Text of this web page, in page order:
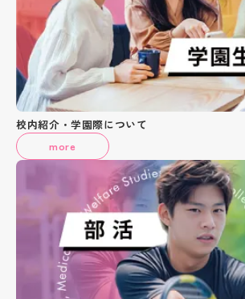
校内紹介・学園際について
more